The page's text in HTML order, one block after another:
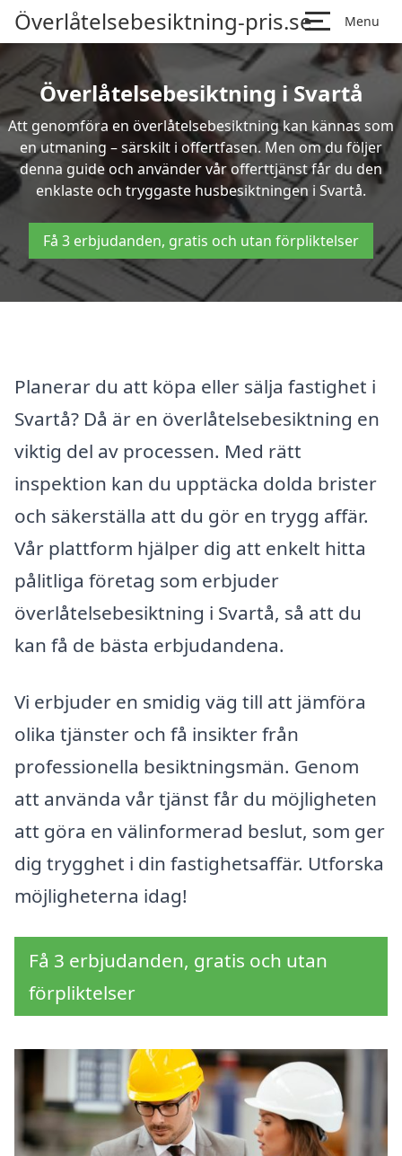
Överlåtelsebesiktning-pris.se Menu
Överlåtelsebesiktning i Svartå
Att genomföra en överlåtelsebesiktning kan kännas som
en utmaning – särskilt i offertfasen. Men om du följer
denna guide och använder vår offerttjänst får du den
enklaste och tryggaste husbesiktningen i Svartå.
Få 3 erbjudanden, gratis och utan förpliktelser
Planerar du att köpa eller sälja fastighet i
Svartå? Då är en överlåtelsebesiktning en
viktig del av processen. Med rätt
inspektion kan du upptäcka dolda brister
och säkerställa att du gör en trygg affär.
Vår plattform hjälper dig att enkelt hitta
pålitliga företag som erbjuder
överlåtelsebesiktning i Svartå, så att du
kan få de bästa erbjudandena.
Vi erbjuder en smidig väg till att jämföra
olika tjänster och få insikter från
professionella besiktningsmän. Genom
att använda vår tjänst får du möjligheten
att göra en välinformerad beslut, som ger
dig trygghet i din fastighetsaffär. Utforska
möjligheterna idag!
Få 3 erbjudanden, gratis och utan
förpliktelser